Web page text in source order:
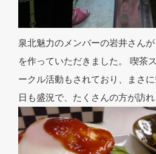
泉北魅力のメンバーの岩井さん
を作っていただきました。 喫茶
ークル活動もされており、まさ
日も盛況で、たくさんの方が訪